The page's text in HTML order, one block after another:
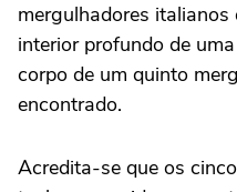
mergulhadores
interior profundo de
corpo de um quinto
encontrado.
Acredita-se que os